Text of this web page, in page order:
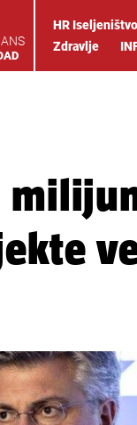
HR Iseljeništvo
Zdravlje